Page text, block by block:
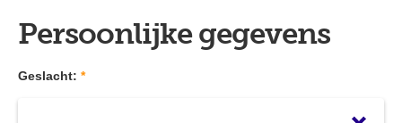
Persoonlijke gegevens
Geslacht: *